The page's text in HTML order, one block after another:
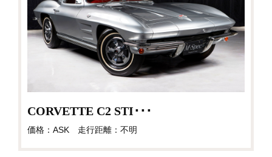
CORVETTE C2 STI･･･
価格：ASK 走行距離：不明